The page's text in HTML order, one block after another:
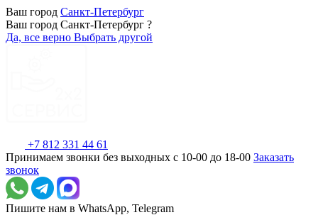
Ваш город Санкт-Петербург
Ваш город Санкт-Петербург ?
Да, все верно Выбрать другой
+7 812 331 44 61
Принимаем звонки без выходных с 10-00 до 18-00 Заказать
звонок
Пишите нам в WhatsApp, Telegram